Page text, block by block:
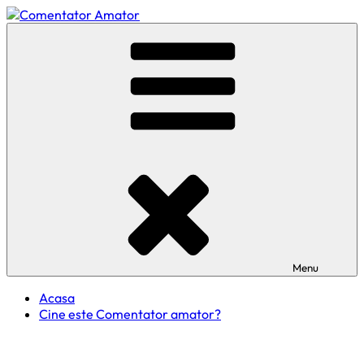
Skip
to
Menu
Acasa
Cine este Comentator amator?